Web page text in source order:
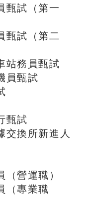
試（第一
試（第二
站務員甄試
員甄試
甄試
換所新進人
營運職）
（專業職